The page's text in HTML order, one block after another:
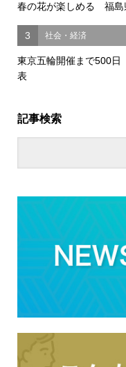
春の花が楽しめる 福島
3 社会・経済
東京五輪開催まで500
表
記事検索